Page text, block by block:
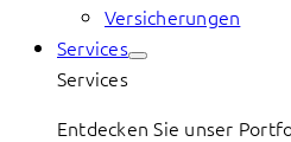
Versicherungen
Services
Services
Entdecken Sie unser